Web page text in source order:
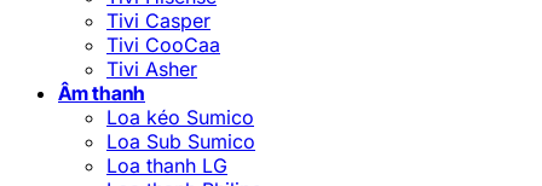
Tivi Casper
Tivi CooCaa
Tivi Asher
Âm thanh
Loa kéo Sumico
Loa Sub Sumico
Loa thanh LG